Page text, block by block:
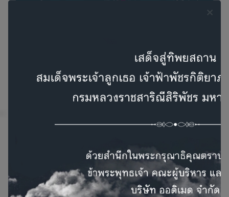
ระบบต่างๆในร่างกายล้วนมีความเชื่อมโยงกับสมอง
รวมถึงระบบการได้ยิน จึงมีความจำเป็นอย่างยิ่งที่จะ
ต้องคอยกระตุ้นการทำงานของสมองของคุณ เช่นเดียว
กับกล้ามเนื้อแขนขาของคุณที่ต้องหมั่นออกกำลังกาย
สามารถกระตุ้นการทำงานสมองของคุณได้หลากหลาย
บทความน่ารู้ด้านการได้ยิน